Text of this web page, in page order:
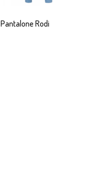
Pantalone Rodi